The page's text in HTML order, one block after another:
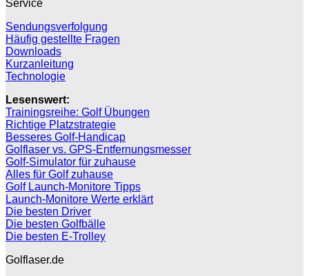
Service
Sendungsverfolgung
Häufig gestellte Fragen
Downloads
Kurzanleitung
Technologie
Lesenswert:
Trainingsreihe: Golf Übungen
Richtige Platzstrategie
Besseres Golf-Handicap
Golflaser vs. GPS-Entfernungsmesser
Golf-Simulator für zuhause
Alles für Golf zuhause
Golf Launch-Monitore Tipps
Launch-Monitore Werte erklärt
Die besten Driver
Die besten Golfbälle
Die besten E-Trolley
Golflaser.de